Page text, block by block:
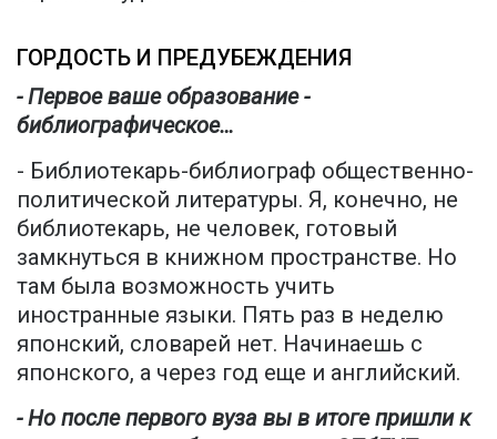
ГОРДОСТЬ И ПРЕДУБЕЖДЕНИЯ
- Первое ваше образование -
библиографическое…
- Библиотекарь-библиограф общественно-
политической литературы. Я, конечно, не
библиотекарь, не человек, готовый
замкнуться в книжном пространстве. Но
там была возможность учить
иностранные языки. Пять раз в неделю
японский, словарей нет. Начинаешь с
японского, а через год еще и английский.
- Но после первого вуза вы в итоге пришли к